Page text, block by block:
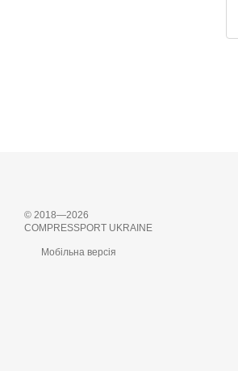
© 2018—2026
COMPRESSPORT UKRAINE
Мобільна версія